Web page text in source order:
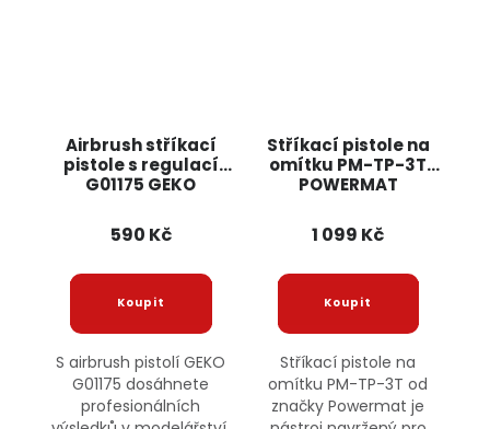
Airbrush stříkací
pistole s regulací
G01175 GEKO
590 Kč
S airbrush pistolí GEKO
G01175 dosáhnete
profesionálních
Stříkací pistole na
omítku PM-TP-3T
POWERMAT
1 099 Kč
Stříkací pistole na
omítku PM-TP-3T od
značky Powermat je